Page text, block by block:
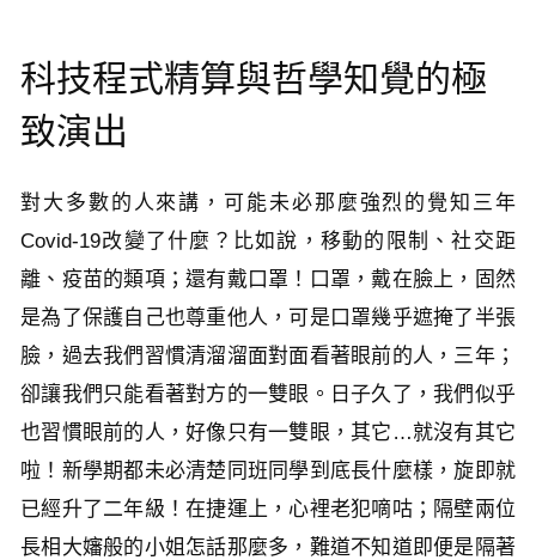
科技程式精算與哲學知覺的極
致演出
對大多數的人來講，可能未必那麼強烈的覺知三年
Covid-19改變了什麼？比如說，移動的限制、社交距
離、疫苗的類項；還有戴口罩！口罩，戴在臉上，固然
是為了保護自己也尊重他人，可是口罩幾乎遮掩了半張
臉，過去我們習慣清溜溜面對面看著眼前的人，三年；
卻讓我們只能看著對方的一雙眼。日子久了，我們似乎
也習慣眼前的人，好像只有一雙眼，其它…就沒有其它
啦！新學期都未必清楚同班同學到底長什麼樣，旋即就
已經升了二年級！在捷運上，心裡老犯嘀咕；隔壁兩位
長相大嬸般的小姐怎話那麼多，難道不知道即便是隔著